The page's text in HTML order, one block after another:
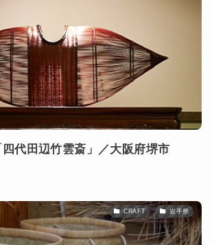
代田辺竹雲斎」／大阪府堺市
CRAFT 岩手県